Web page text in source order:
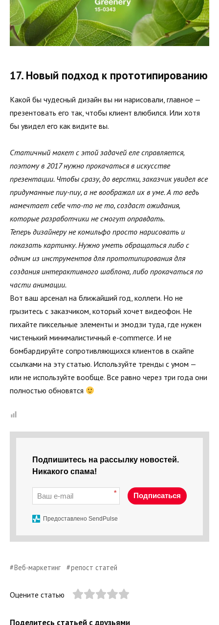
17. Новый подход к прототипированию
Какой бы чудесный дизайн вы ни нарисовали, главное —
презентовать его так, чтобы клиент влюбился. Или хотя
бы увидел его как видите вы.
Статичный макет с этой задачей еле справляется,
поэтому в 2017 нужно прокачаться в искусстве
презентации. Чтобы сразу, до верстки, заказчик увидел все
придуманные пиу-пиу, а не воображал их в уме. А то ведь
намечтает себе что-то не то, создаст ожидания,
которые разработчики не смогут оправдать.
Теперь дизайнеру не комильфо просто нарисовать и
показать картинку. Нужно уметь обращаться либо с
одним из инструментов для прототипирования для
создания интерактивного шаблона, либо прокачаться по
части анимации.
Вот ваш арсенал на ближайший год, коллеги. Но не
грызитесь с заказчиком, который хочет видеофон. Не
пихайте пиксельные элементы и эмодзи туда, где нужен
чистенький минималистичный e-commerce. И не
бомбардируйте сопротивляющихся клиентов в скайпе
ссылками на эту статью. Используйте тренды с умом —
или не используйте вообще. Все равно через три года они
полностью обновятся
Подпишитесь на рассылку новостей.
Никакого спама!
* Подписаться
Предоставлено SendPulse
Веб-маркетинг репост статей
Оцените статью
Поделитесь статьей с друзьями